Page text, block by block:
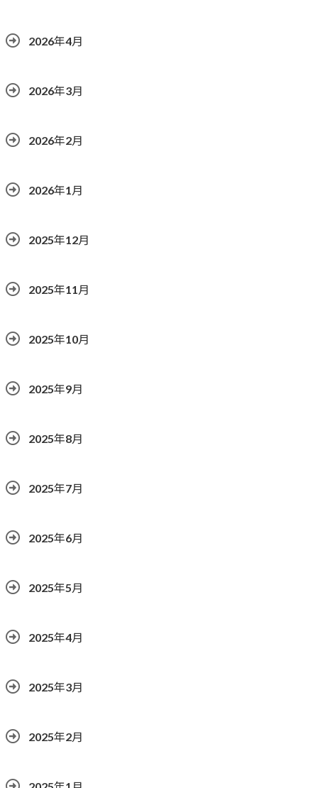
2026年4月
2026年3月
2026年2月
2026年1月
2025年12月
2025年11月
2025年10月
2025年9月
2025年8月
2025年7月
2025年6月
2025年5月
2025年4月
2025年3月
2025年2月